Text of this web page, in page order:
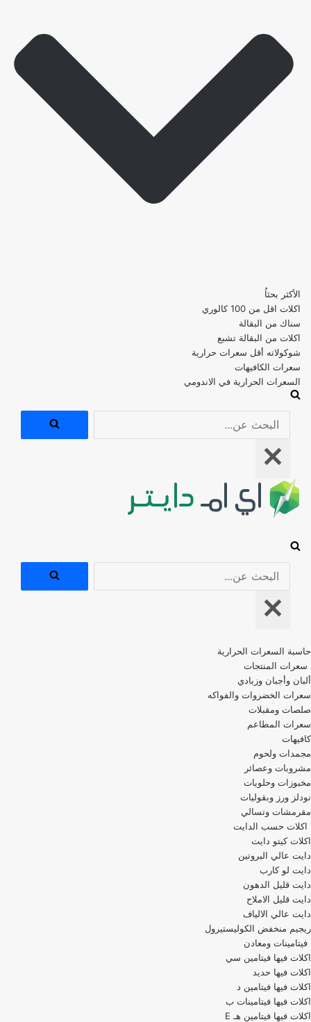
الأكثر بحثاُ
اكلات اقل من 100 كالوري
اكلات من البقالة تشبع
شوكولاته أقل سعرات حرارية
سعرات الكافيهات
السعرات الحرارية في الاندومي
قائمة
قائمة
التنقل
حاسبة السعرات الحرارية
سعرات المنتجات
ألبان وأجبان وزبادي
سعرات الخضروات والفواكه
صلصات ومقبلات
سعرات المطاعم
كافيهات
مجمدات ولحوم
مشروبات وعصائر
مخبوزات وحلويات
نودلز ورز وبقوليات
مقرمشات وتسالي
اكلات حسب الدايت
اكلات كيتو دايت
دايت عالي البروتين
دايت لو كارب
دايت قليل الدهون
دايت قليل الاملاح
دايت عالي الالياف
ريجيم منخفض الكوليستيرول
فيتامينات ومعادن
اكلات فيها فيتامين سي
اكلات فيها حديد
اكلات فيها فيتامين د
اكلات فيها فيتامينات ب
اكلات فيها فيتامين هـ E